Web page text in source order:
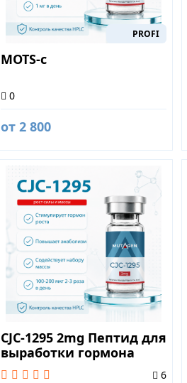
PROFI
MOTS-c
0
от 2 800
CJC-1295 2mg Пептид для
выработки гормона
роста
6